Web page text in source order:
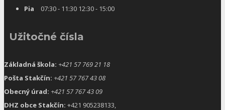
Pia 07:30 - 11:30 12:30 - 15:00
Užitočné čísla
Základná škola: +421 57 769 21 18
Pošta Stakčín: +421 57 767 43 08
Obecný úrad: +421 57 767 43 09
DHZ obce Stakčín: +421 905238133,